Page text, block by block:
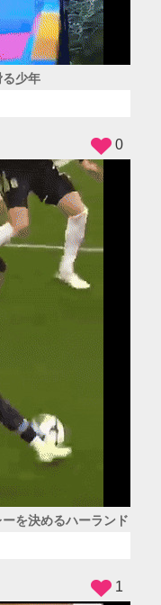
少年
を決めるハーランド
0
1